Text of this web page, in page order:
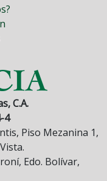
C.A.
4
Piso Mezanina 1,
Edo. Bolívar,